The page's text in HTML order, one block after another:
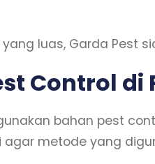
luas, Garda Pest
Control di
bahan pest
agar metode yang